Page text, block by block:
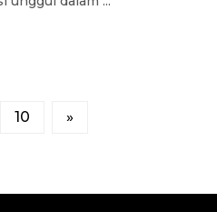
10 »